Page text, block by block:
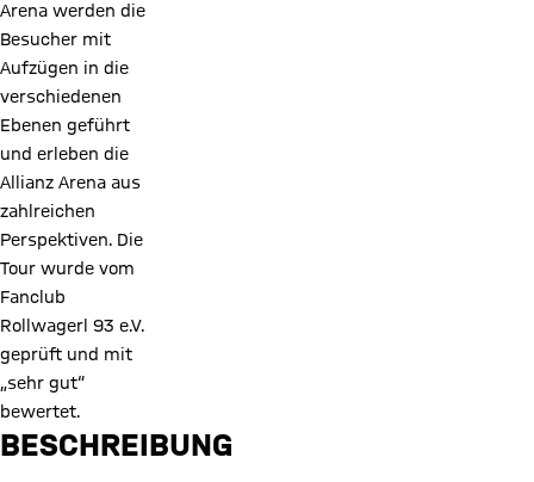
Arena werden die
Besucher mit
Aufzügen in die
verschiedenen
Ebenen geführt
und erleben die
Allianz Arena aus
zahlreichen
Perspektiven. Die
Tour wurde vom
Fanclub
Rollwagerl 93 e.V.
geprüft und mit
„sehr gut“
bewertet.
BESCHREIBUNG